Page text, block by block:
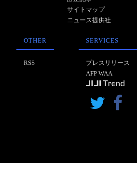
サイトマップ
ニュース提供社
OTHER
RSS
SERVICES
プレスリリース
AFP WAA